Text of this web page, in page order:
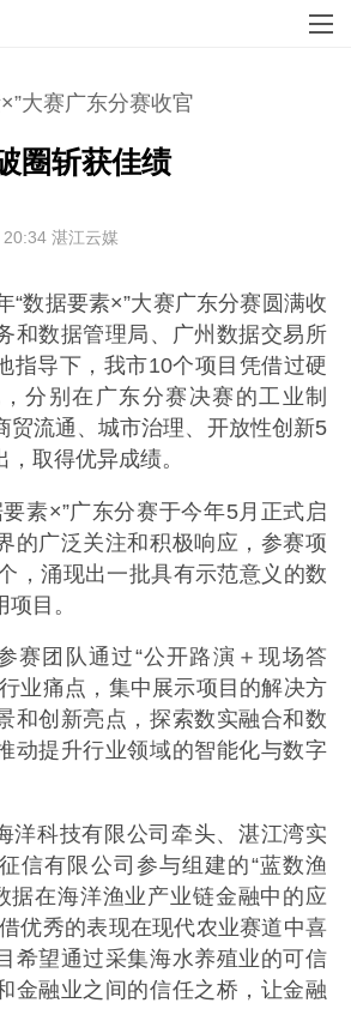
大赛广东分赛收官
圈斩获佳绩
20:34 湛江云媒
“数据要素×”大赛广东分赛圆满收
和数据管理局、广州数据交易所
指导下，我市10个项目凭借过硬
分别在广东分赛决赛的工业制
贸流通、城市治理、开放性创新5
取得优异成绩。
要素×”广东分赛于今年5月正式启
的广泛关注和积极响应，参赛项
，涌现出一批具有示范意义的数
目。
赛团队通过“公开路演＋现场答
业痛点，集中展示项目的解决方
和创新亮点，探索数实融合和数
动提升行业领域的智能化与数字
洋科技有限公司牵头、湛江湾实
信有限公司参与组建的“蓝数渔
据在海洋渔业产业链金融中的应
优秀的表现在现代农业赛道中喜
希望通过采集海水养殖业的可信
金融业之间的信任之桥，让金融